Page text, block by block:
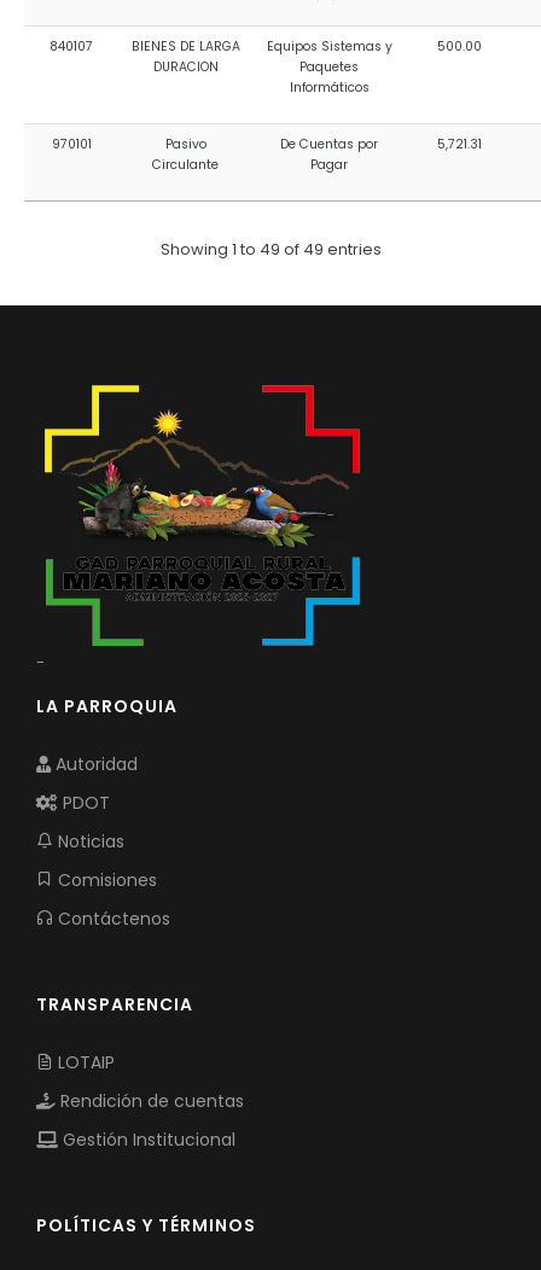
840107
BIENES DE LARGA
DURACION
Equipos Sistemas y
Paquetes
Informáticos
500.00
970101
Pasivo
Circulante
De Cuentas por
Pagar
5,721.31
Showing 1 to 49 of 49 entries
-
LA PARROQUIA
Autoridad
PDOT
Noticias
Comisiones
Contáctenos
TRANSPARENCIA
LOTAIP
Rendición de cuentas
Gestión Institucional
POLÍTICAS Y TÉRMINOS